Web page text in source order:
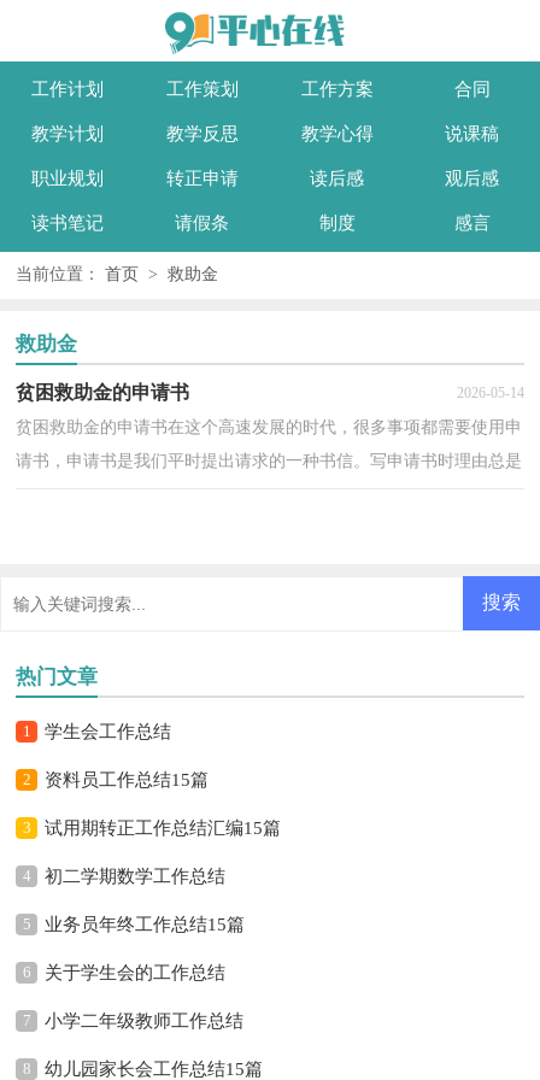
工作计划 工作策划 工作方案 合同
教学计划 教学反思 教学心得 说课稿
职业规划 转正申请 读后感 观后感
读书笔记 请假条 制度 感言
当前位置： 首页 > 救助金
救助金
贫困救助金的申请书 2026-05-14
贫困救助金的申请书在这个高速发展的时代，很多事项都需要使用申
请书，申请书是我们平时提出请求的一种书信。写申请书时理由总是
热门文章
1 学生会工作总结
2 资料员工作总结15篇
3 试用期转正工作总结汇编15篇
4 初二学期数学工作总结
5 业务员年终工作总结15篇
6 关于学生会的工作总结
7 小学二年级教师工作总结
8 幼儿园家长会工作总结15篇